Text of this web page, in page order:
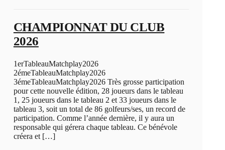
CHAMPIONNAT DU CLUB
2026
1erTableauMatchplay2026
2émeTableauMatchplay2026
3émeTableauMatchplay2026 Très grosse participation
pour cette nouvelle édition, 28 joueurs dans le tableau
1, 25 joueurs dans le tableau 2 et 33 joueurs dans le
tableau 3, soit un total de 86 golfeurs/ses, un record de
participation. Comme l’année dernière, il y aura un
responsable qui gérera chaque tableau. Ce bénévole
créera et […]